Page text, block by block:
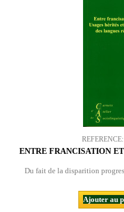
REFERENCE:
ENTRE FRANCISATION
Du fait de la disparition
Ajouter au